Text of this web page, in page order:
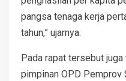
pangsa tenaga kerja
tahun,” ujarnya.
Pada rapat tersebut
pimpinan OPD Pemprov